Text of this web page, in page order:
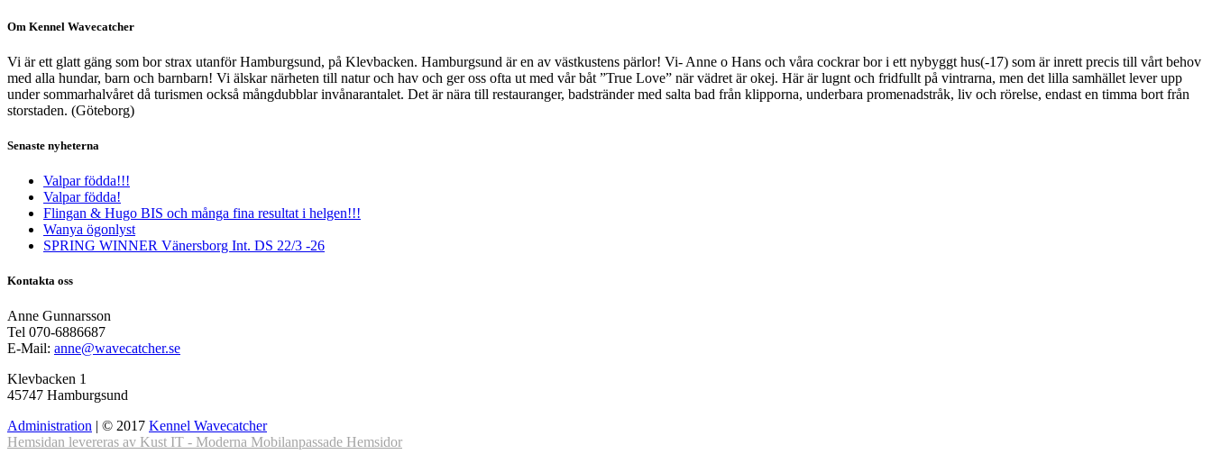
Om Kennel Wavecatcher
Vi är ett glatt gäng som bor strax utanför Hamburgsund, på Klevbacken. Hamburgsund är en av västkustens pärlor! Vi- Anne o Hans och våra cockrar bor i ett nybyggt hus(-17) som är inrett precis till vårt behov
med alla hundar, barn och barnbarn! Vi älskar närheten till natur och hav och ger oss ofta ut med vår båt ”True Love” när vädret är okej. Här är lugnt och fridfullt på vintrarna, men det lilla samhället lever upp
under sommarhalvåret då turismen också mångdubblar invånarantalet. Det är nära till restauranger, badstränder med salta bad från klipporna, underbara promenadstråk, liv och rörelse, endast en timma bort från
storstaden. (Göteborg)
Senaste nyheterna
Valpar födda!!!
Valpar födda!
Flingan & Hugo BIS och många fina resultat i helgen!!!
Wanya ögonlyst
SPRING WINNER Vänersborg Int. DS 22/3 -26
Kontakta oss
Anne Gunnarsson
Tel 070-6886687
E-Mail: anne@wavecatcher.se
Klevbacken 1
45747 Hamburgsund
Administration | © 2017 Kennel Wavecatcher
Hemsidan levereras av Kust IT - Moderna Mobilanpassade Hemsidor